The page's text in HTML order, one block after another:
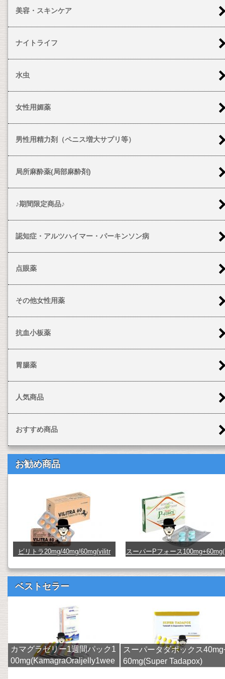
美容・スキンケア
ナイトライフ
水虫
女性用媚薬
男性用精力剤（ペニス増大サプリ等）
局所麻酔薬(局部麻酔剤)
♪期間限定商品♪
認知症・アルツハイマー・パーキンソン病
点眼薬
その他女性用薬
抗血小板薬
胃腸薬
人気商品
おすすめ商品
お勧め商品
ビリトラ20mg/40mg/60mg(vilitr
スーパーPフォース
ベストセラー
カマグラゼリー1週間パック1
00mg(KamagraOraljelly1wee
スーパータダポックス
60mg(Super Tadapox)